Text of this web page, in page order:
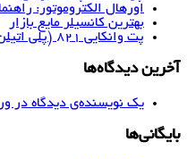
اورهال الکتروموتور:
بهترین کانسیلر مایع بازار
پت وانکایی ۸۲۱ (پلی اتیلن ترفتالات ۸۲۱) گرید بطری چیست؟
آخرین دیدگاه‌ها
یک نویسنده‌ی دیدگاه در
بایگانی‌ها